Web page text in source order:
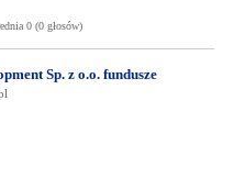
0 (0 głosów)
Sp. z o.o. fundusze